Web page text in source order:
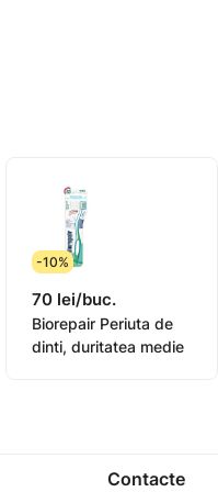
-10%
70 lei/buc.
Biorepair Periuta de
dinti, duritatea medie
Contacte